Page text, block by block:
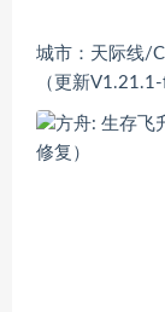
城市：天际线/
（更新V1.21.1-